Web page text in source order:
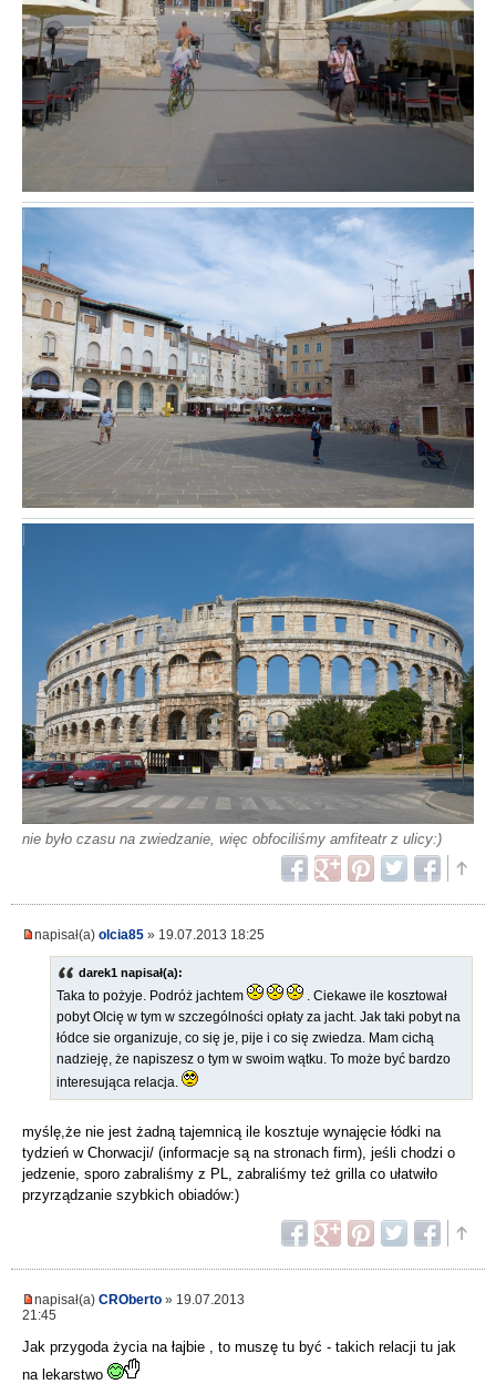
nie było czasu na zwiedzanie, więc obfociliśmy amfiteatr z ulicy:)
napisał(a) olcia85 » 19.07.2013 18:25
darek1 napisał(a):
Taka to pożyje. Podróż jachtem
. Ciekawe ile kosztował
pobyt Olcię w tym w szczególności opłaty za jacht. Jak taki pobyt na
łódce sie organizuje, co się je, pije i co się zwiedza. Mam cichą
nadzieję, że napiszesz o tym w swoim wątku. To może być bardzo
interesująca relacja.
myślę,że nie jest żadną tajemnicą ile kosztuje wynajęcie łódki na
tydzień w Chorwacji/ (informacje są na stronach firm), jeśli chodzi o
jedzenie, sporo zabraliśmy z PL, zabraliśmy też grilla co ułatwiło
przyrządzanie szybkich obiadów:)
napisał(a) CROberto » 19.07.2013
21:45
Jak przygoda życia na łajbie , to muszę tu być - takich relacji tu jak
na lekarstwo